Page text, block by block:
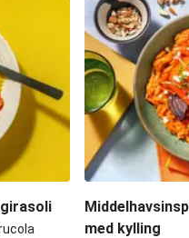
med kylling